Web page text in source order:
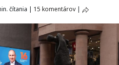
čítania | 15 komentárov |